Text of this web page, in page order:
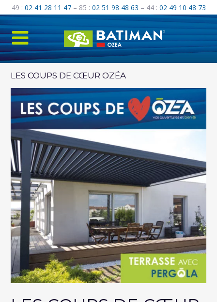
49 : 02 41 28 11 47– 85 : 02 51 98 48 63 – 44 : 02 49 10 48 73
LES COUPS DE CŒUR OZÉA